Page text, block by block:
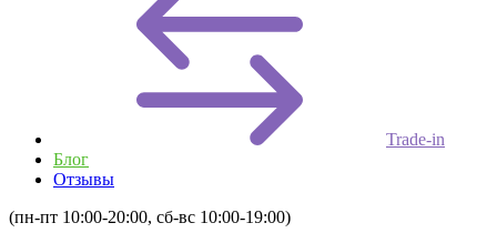
Trade-in
Блог
Отзывы
(пн-пт 10:00-20:00, сб-вс 10:00-19:00)